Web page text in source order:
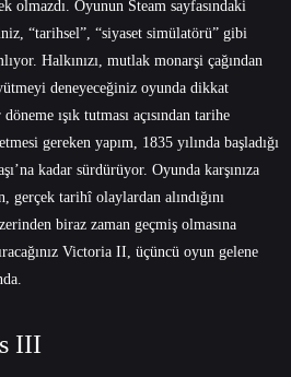
olmazdı. Oyunun Steam sayfasındaki
“tarihsel”, “siyaset simülatörü” gibi
Halkınızı, mutlak monarşi çağından
deneyeceğiniz oyunda dikkat
ışık tutması açısından tarihe
gereken yapım, 1835 yılında başladığı
kadar sürdürüyor. Oyunda karşınıza
gerçek tarihî olaylardan alındığını
biraz zaman geçmiş olmasına
Victoria II, üçüncü oyun gelene
III